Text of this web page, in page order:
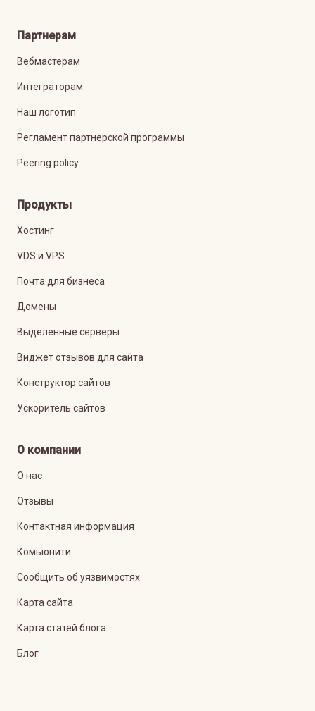
Партнерам
Вебмастерам
Интеграторам
Наш логотип
Регламент партнерской программы
Peering policy
Продукты
Хостинг
VDS и VPS
Почта для бизнеса
Домены
Выделенные серверы
Виджет отзывов для сайта
Конструктор сайтов
Ускоритель сайтов
О компании
О нас
Отзывы
Контактная информация
Комьюнити
Сообщить об уязвимостях
Карта сайта
Карта статей блога
Блог